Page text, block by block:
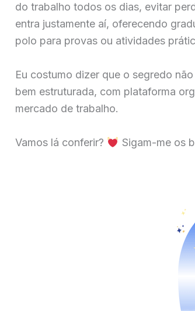
do trabalho todos os dias, evitar
entra justamente aí, oferecendo
polo para provas ou atividades
Eu costumo dizer que o segredo
bem estruturada, com plataforma
mercado de trabalho.
Vamos lá conferir? Sigam-me os